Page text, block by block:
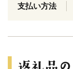
支払い方法